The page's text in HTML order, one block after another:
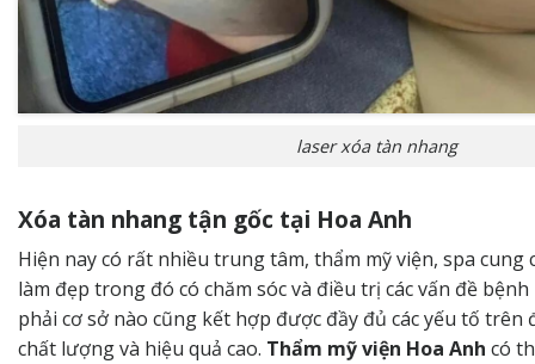
laser xóa tàn nhang
Xóa tàn nhang tận gốc tại Hoa Anh
Hiện nay có rất nhiều trung tâm, thẩm mỹ viện, spa cung
làm đẹp trong đó có chăm sóc và điều trị các vấn đề
phải cơ sở nào cũng kết hợp được đầy đủ các yếu tố trên
chất lượng và hiệu quả cao. Thẩm mỹ viện Hoa Anh có